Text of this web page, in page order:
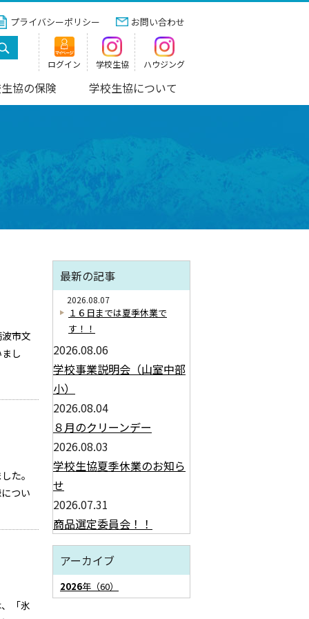
プライバシーポリシー お問い合わせ
ログイン 学校生協 ハウジング
協の保険 学校生協について
市文
し
た。
つい
「氷
最新の記事
2026.08.07
１６日までは夏季休業で
す！！
2026.08.06
学校事業説明会（山室中部
小）
2026.08.04
８月のクリーンデー
2026.08.03
学校生協夏季休業のお知ら
せ
2026.07.31
商品選定委員会！！
アーカイブ
2026年（60）